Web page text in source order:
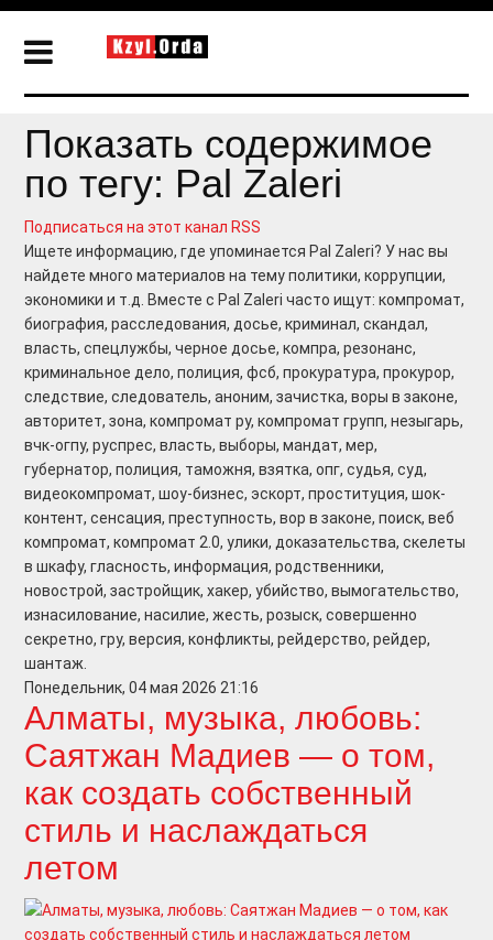
Показать содержимое
по тегу: Pal Zaleri
Подписаться на этот канал RSS
Ищете информацию, где упоминается Pal Zaleri? У нас вы
найдете много материалов на тему политики, коррупции,
экономики и т.д. Вместе с Pal Zaleri часто ищут: компромат,
биография, расследования, досье, криминал, скандал,
власть, спецлужбы, черное досье, компра, резонанс,
криминальное дело, полиция, фсб, прокуратура, прокурор,
следствие, следователь, аноним, зачистка, воры в законе,
авторитет, зона, компромат ру, компромат групп, незыгарь,
вчк-огпу, руспрес, власть, выборы, мандат, мер,
губернатор, полиция, таможня, взятка, опг, судья, суд,
видеокомпромат, шоу-бизнес, эскорт, проституция, шок-
контент, сенсация, преступность, вор в законе, поиск, веб
компромат, компромат 2.0, улики, доказательства, скелеты
в шкафу, гласность, информация, родственники,
новострой, застройщик, хакер, убийство, вымогательство,
изнасилование, насилие, жесть, розыск, совершенно
секретно, гру, версия, конфликты, рейдерство, рейдер,
шантаж.
Понедельник, 04 мая 2026 21:16
Алматы, музыка, любовь:
Саятжан Мадиев — о том,
как создать собственный
стиль и наслаждаться
летом